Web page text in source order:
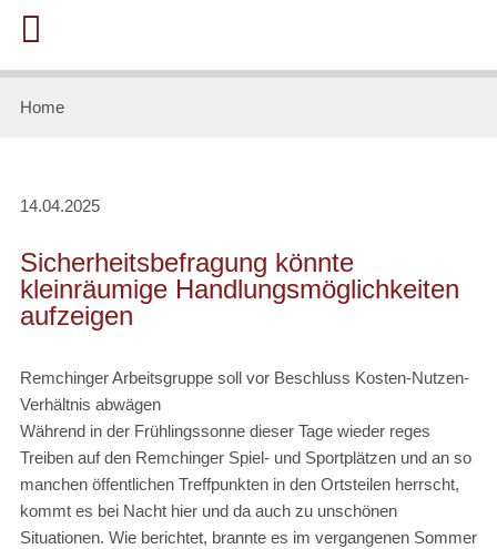
Home
14.04.2025
Sicherheitsbefragung könnte
kleinräumige Handlungsmöglichkeiten
aufzeigen
Remchinger Arbeitsgruppe soll vor Beschluss Kosten-Nutzen-
Verhältnis abwägen
Während in der Frühlingssonne dieser Tage wieder reges
Treiben auf den Remchinger Spiel- und Sportplätzen und an so
manchen öffentlichen Treffpunkten in den Ortsteilen herrscht,
kommt es bei Nacht hier und da auch zu unschönen
Situationen. Wie berichtet, brannte es im vergangenen Sommer